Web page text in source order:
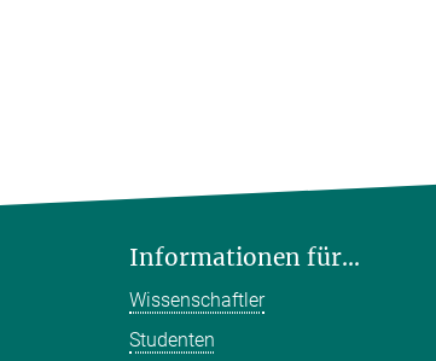
Informationen für...
Wissenschaftler
Studenten